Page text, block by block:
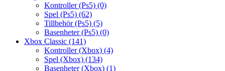
Kontroller (Ps5) (0)
Spel (Ps5) (62)
Tillbehör (Ps5) (5)
Basenheter (Ps5) (0)
Xbox Classic (141)
Kontroller (Xbox) (4)
Spel (Xbox) (134)
Basenheter (Xbox) (1)